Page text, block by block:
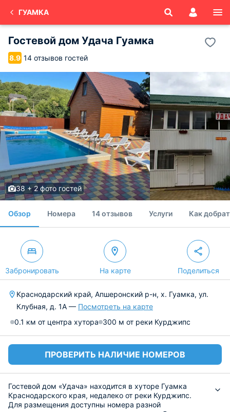
ГУАМКА
Гостевой дом Удача Гуамка
8.9 14 отзывов гостей
38 + 2 фото гостей
Обзор Номера 14 отзывов Услуги Как
Забронировать На карте Поделиться
Краснодарский край, Апшеронский р-н, х. Гуамка, ул.
Клубная, д. 1А — Посмотреть на карте
0.1 км от центра хутора 300 м от реки Курджипс
ПРОВЕРИТЬ НАЛИЧИЕ НОМЕРОВ
Гостевой дом «Удача» находится в хуторе Гуамка
Краснодарского края, недалеко от реки Курджипс.
Для размещения доступны номера разной